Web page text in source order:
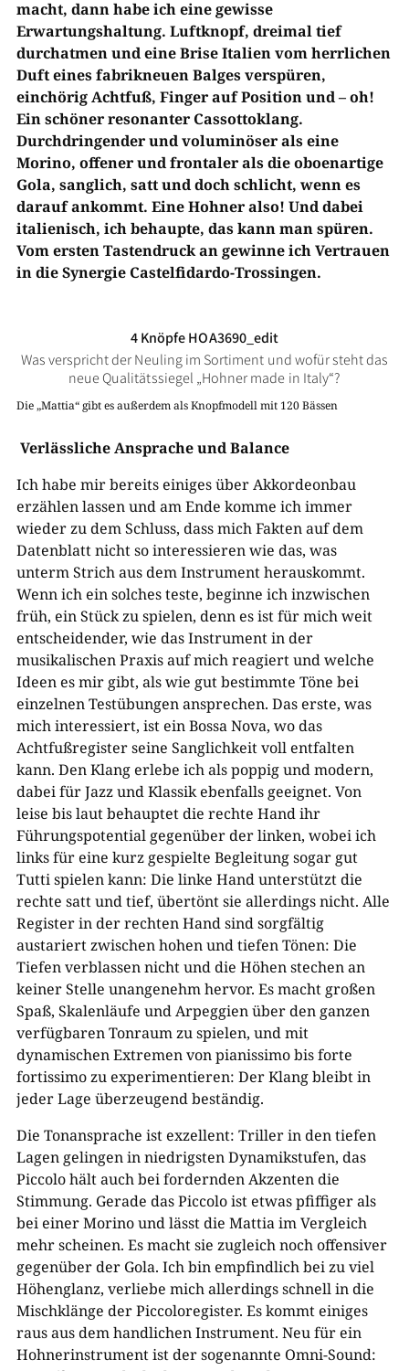
macht, dann habe ich eine gewisse
Erwartungshaltung. Luftknopf, dreimal tief
durchatmen und eine Brise Italien vom herrlichen
Duft eines fabrikneuen Balges verspüren,
einchörig Achtfuß, Finger auf Position und – oh!
Ein schöner resonanter Cassottoklang.
Durchdringender und voluminöser als eine
Morino, offener und frontaler als die oboenartige
Gola, sanglich, satt und doch schlicht, wenn es
darauf ankommt. Eine Hohner also! Und dabei
italienisch, ich behaupte, das kann man spüren.
Vom ersten Tastendruck an gewinne ich Vertrauen
in die Synergie Castelfidardo-Trossingen.
4 Knöpfe HOA3690_edit
Was verspricht der Neuling im Sortiment und wofür steht das
neue Qualitätssiegel „Hohner made in Italy“?
Die „Mattia“ gibt es außerdem als Knopfmodell mit 120 Bässen
Verlässliche Ansprache und Balance
Ich habe mir bereits einiges über Akkordeonbau
erzählen lassen und am Ende komme ich immer
wieder zu dem Schluss, dass mich Fakten auf dem
Datenblatt nicht so interessieren wie das, was
unterm Strich aus dem Instrument herauskommt.
Wenn ich ein solches teste, beginne ich inzwischen
früh, ein Stück zu spielen, denn es ist für mich weit
entscheidender, wie das Instrument in der
musikalischen Praxis auf mich reagiert und welche
Ideen es mir gibt, als wie gut bestimmte Töne bei
einzelnen Testübungen ansprechen. Das erste, was
mich interessiert, ist ein Bossa Nova, wo das
Achtfußregister seine Sanglichkeit voll entfalten
kann. Den Klang erlebe ich als poppig und modern,
dabei für Jazz und Klassik ebenfalls geeignet. Von
leise bis laut behauptet die rechte Hand ihr
Führungspotential gegenüber der linken, wobei ich
links für eine kurz gespielte Begleitung sogar gut
Tutti spielen kann: Die linke Hand unterstützt die
rechte satt und tief, übertönt sie allerdings nicht. Alle
Register in der rechten Hand sind sorgfältig
austariert zwischen hohen und tiefen Tönen: Die
Tiefen verblassen nicht und die Höhen stechen an
keiner Stelle unangenehm hervor. Es macht großen
Spaß, Skalenläufe und Arpeggien über den ganzen
verfügbaren Tonraum zu spielen, und mit
dynamischen Extremen von pianissimo bis forte
fortissimo zu experimentieren: Der Klang bleibt in
jeder Lage überzeugend beständig.
Die Tonansprache ist exzellent: Triller in den tiefen
Lagen gelingen in niedrigsten Dynamikstufen, das
Piccolo hält auch bei fordernden Akzenten die
Stimmung. Gerade das Piccolo ist etwas pfiffiger als
bei einer Morino und lässt die Mattia im Vergleich
mehr scheinen. Es macht sie zugleich noch offensiver
gegenüber der Gola. Ich bin empfindlich bei zu viel
Höhenglanz, verliebe mich allerdings schnell in die
Mischklänge der Piccoloregister. Es kommt einiges
raus aus dem handlichen Instrument. Neu für ein
Hohnerinstrument ist der sogenannte Omni-Sound: